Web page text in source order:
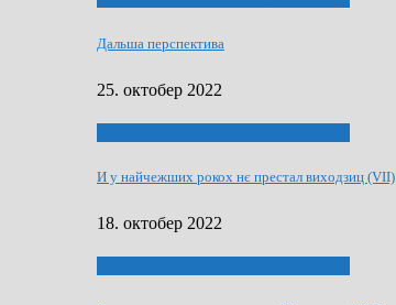
Дальша перспектива
25. октобер 2022
И у найчежших рокох нє престал виходзиц (VII)
18. октобер 2022